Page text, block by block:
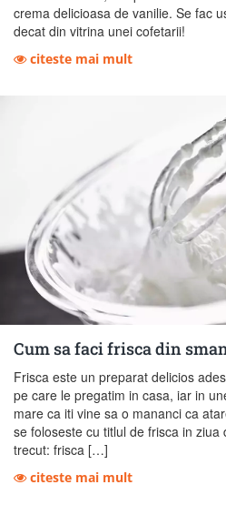
crema delicioasa de vanilie. Se fac
decat din vitrina unei cofetarii!
citeste mai mult
Cum sa faci frisca din
Frisca este un preparat delicios
pe care le pregatim in casa, iar in
mare ca iti vine sa o mananci ca
se foloseste cu titlul de frisca in
trecut: frisca […]
citeste mai mult